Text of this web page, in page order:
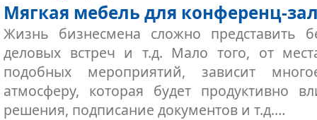
Мягкая мебель для конференц-
Жизнь бизнесмена сложно представить
деловых встреч и т.д. Мало того, от
подобных мероприятий, зависит
атмосферу, которая будет продуктивно
решения, подписание документов и т.д.…